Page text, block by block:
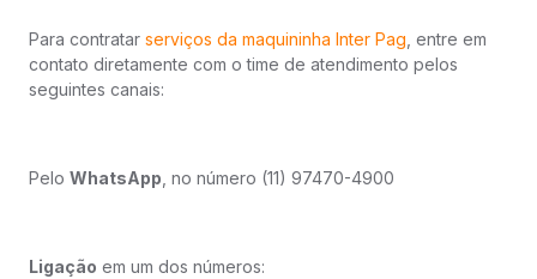
Para contratar serviços da maquininha Inter Pag , entre em
contato diretamente com o time de atendimento pelos
seguintes canais:
Pelo WhatsApp , no número (11) 97470-4900
Ligação em um dos números:​